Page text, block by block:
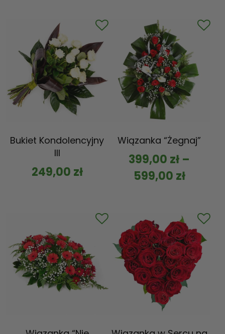
Bukiet Kondolencyjny
III
249,00 zł
Wiązanka “Żegnaj”
399,00 zł –
599,00 zł